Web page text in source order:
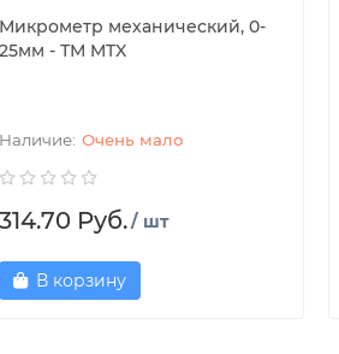
Микрометр механический, 0-
25мм - ТМ MTX
Очень мало
314.70 Руб./ шт
В корзину